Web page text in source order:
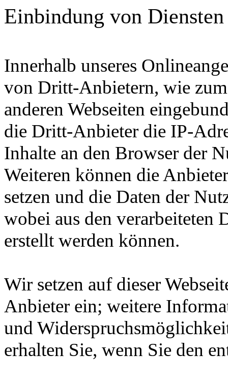
Einbindung von
Innerhalb unseres
von Dritt-Anbietern, wie
anderen Webseiten
die Dritt-Anbieter die IP-
Inhalte an den Browser der
Weiteren können die
setzen und die Daten der
wobei aus den verarbeiteten
erstellt werden können.
Wir setzen auf dieser
Anbieter ein; weitere
und
erhalten Sie, wenn Sie den